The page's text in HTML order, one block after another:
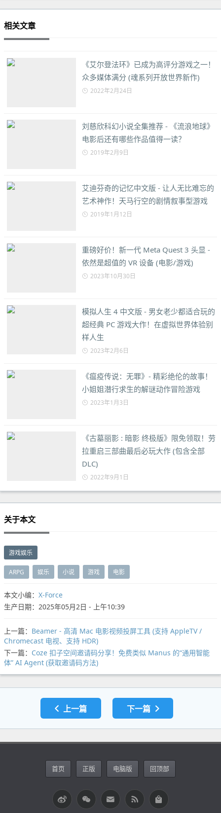
相关文章
《艾尔登法环》已成为高评分游戏之一！
众多媒体满分 (魂系列开放世界新作)
2022年2月24日
刘慈欣科幻小说全集推荐 - 《流浪地球》
电影后还有哪些作品值得一读？
2019年2月9日
艾迪芬奇的记忆中文版 - 让人无比难忘的
艺术神作！天马行空的剧情叙事型游戏
2019年1月12日
重磅好价！新一代 Meta Quest 3 头显 -
依然是超值的 VR 设备 (电影/游戏)
2023年10月30日
模拟人生 4 中文版 - 男女老少都适合玩的
超经典 PC 游戏大作！在虚拟世界体验别
样人生
2023年2月6日
《瘟疫传说：无罪》- 精彩绝伦的故事！
小姐姐潜行求生的解谜动作冒险游戏
2023年1月3日
《古墓丽影 : 暗影 终极版》限免领取！劳
拉重启三部曲最后必玩大作 (包含全部
DLC)
2022年9月1日
关于本文
游戏娱乐
ARPG 娱乐 小说 游戏 电影
本文小编： X-Force
生产日期：2025年05月2日 - 上午10:39
上一篇： Beamer - 高清 Mac 电影视频投屏工具 (支持 AppleTV /
Chromecast 电视、支持 HDR)
下一篇： Coze 扣子空间邀请码分享！免费类似 Manus 的“通用智能
体” AI Agent (获取邀请码方法)
上一篇 下一篇
首页 正版 电脑版 回顶部